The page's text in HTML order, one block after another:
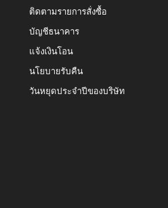
ติดตามรายการสั่งซื้อ
บัญชีธนาคาร
แจ้งเงินโอน
นโยบายรับคืน
วันหยุดประจำปีของบริษัท